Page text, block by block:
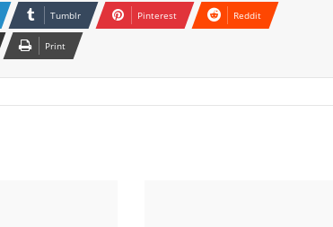
Tumblr Pinterest Reddit
Print